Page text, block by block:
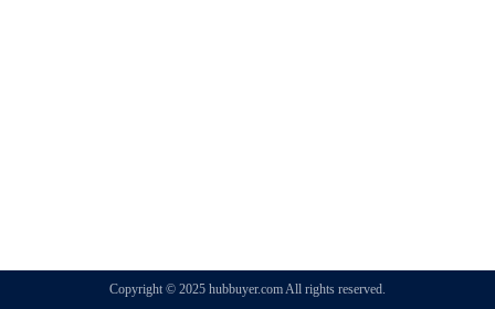
Copyright © 2025 hubbuyer.com All rights reserved.